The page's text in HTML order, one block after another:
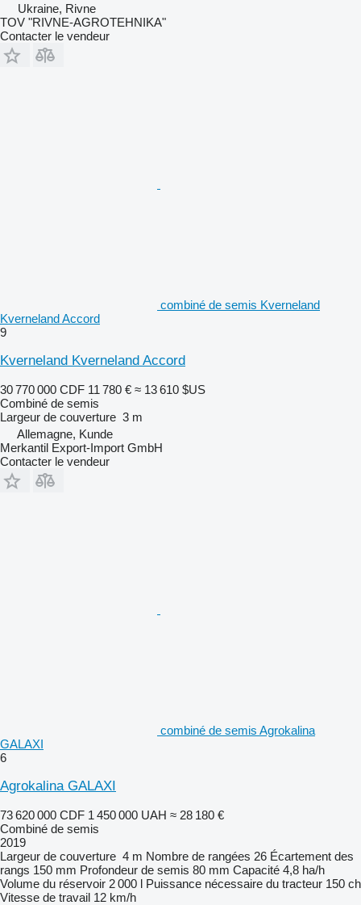
Ukraine, Rivne
TOV "RIVNE-AGROTEHNIKA"
Contacter le vendeur
combiné de semis Kverneland
Kverneland Accord
9
Kverneland Kverneland Accord
30 770 000 CDF 11 780 € ≈ 13 610 $US
Combiné de semis
Largeur de couverture 3 m
Allemagne, Kunde
Merkantil Export-Import GmbH
Contacter le vendeur
combiné de semis Agrokalina
GALAXI
6
Agrokalina GALAXI
73 620 000 CDF 1 450 000 UAH ≈ 28 180 €
Combiné de semis
2019
Largeur de couverture 4 m Nombre de rangées 26 Écartement des
rangs 150 mm Profondeur de semis 80 mm Capacité 4,8 ha/h
Volume du réservoir 2 000 l Puissance nécessaire du tracteur 150 ch
Vitesse de travail 12 km/h